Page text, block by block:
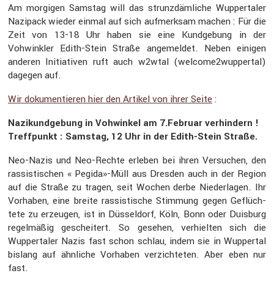
Am morgigen Samstag will das strunz­däm­liche Wupper­taler
Nazipack wieder einmal auf sich aufmerksam machen : Für die
Zeit von 13-18 Uhr haben sie eine Kundge­bung in der
Vohwinkler Edith-Stein Straße angemeldet. Neben einigen
anderen Initia­tiven ruft auch w2wtal (welcome2wuppertal)
dagegen auf.
Wir dokumen­tieren hier den Artikel von ihrer Seite:
Nazikund­ge­bung in Vohwinkel am 7.Februar verhin­dern !
Treff­punkt : Samstag, 12 Uhr in der Edith-Stein Straße.
Neo-Nazis und Neo-Rechte erleben bei ihren Versu­chen, den
rassis­ti­schen « Pegida»-Müll aus Dresden auch in der Region
auf die Straße zu tragen, seit Wochen derbe Nieder­lagen. Ihr
Vorhaben, eine breite rassis­ti­sche Stimmung gegen Geflüch­
tete zu erzeugen, ist in Düssel­dorf, Köln, Bonn oder Duisburg
regel­mäßig geschei­tert. So gesehen, verhielten sich die
Wupper­taler Nazis fast schon schlau, indem sie in Wuppertal
bislang auf ähnliche Vorhaben verzich­teten. Aber eben nur
fast.